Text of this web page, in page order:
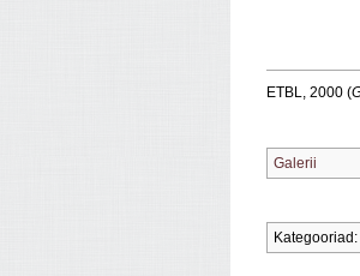
ETBL, 2000 (
Galerii
Kategooriad: